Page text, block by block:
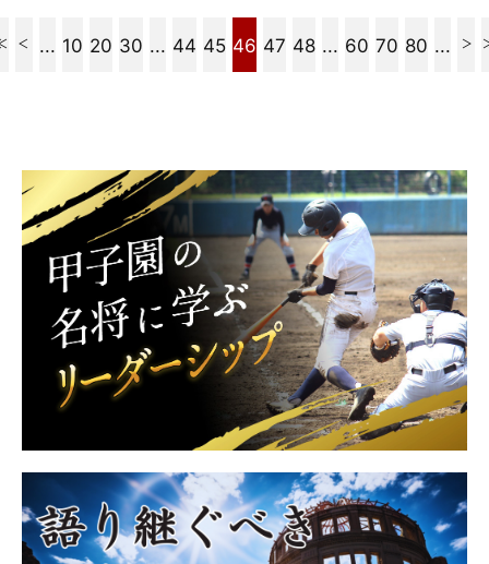
... 10 20 30 ... 44 45 46 47 48 ... 60 70 80 ...